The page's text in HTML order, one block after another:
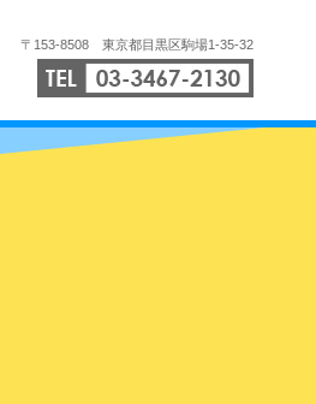
〒153-8508 東京都目黒区駒場1-35-32